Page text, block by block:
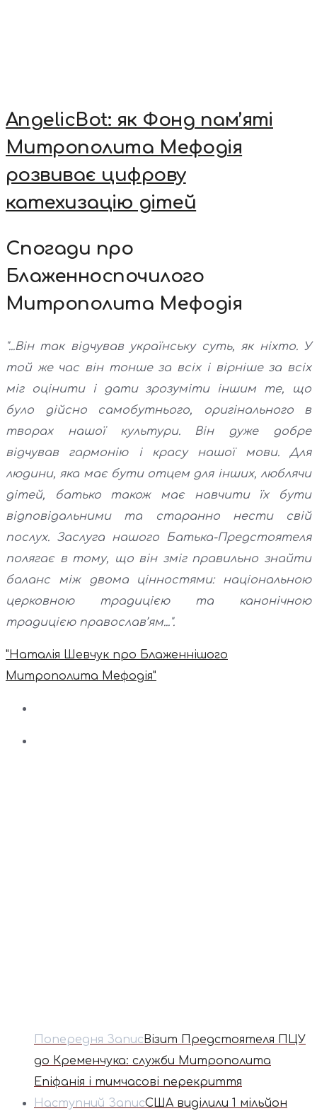
AngelicBot: як Фонд пам’яті
Митрополита Мефодія
розвиває цифрову
катехизацію дітей
Спогади про
Блаженноспочилого
Митрополита Мефодія
"...Він так відчував українську суть, як ніхто. У
той же час він тонше за всіх і вірніше за всіх
міг оцінити і дати зрозуміти іншим те, що
було дійсно самобутнього, оригінального в
творах нашої культури. Він дуже добре
відчував гармонію і красу нашої мови. Для
людини, яка має бути отцем для інших, люблячи
дітей, батько також має навчити їх бути
відповідальними та старанно нести свій
послух. Заслуга нашого Батька-Предстоятеля
полягає в тому, що він зміг правильно знайти
баланс між двома цінностями: національною
церковною традицією та канонічною
традицією православ’ям...".
"Наталія Шевчук про Блаженнішого
Митрополита Мефодія"
Попередня Запис Візит Предстоятеля ПЦУ
до Кременчука: служби Митрополита
Епіфанія і тимчасові перекриття
Наступний ЗаписСША виділили 1 мільйон